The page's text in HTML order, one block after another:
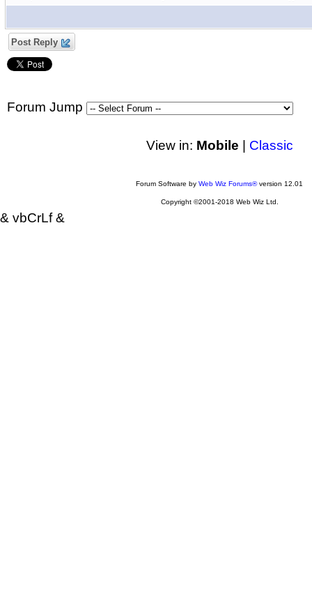
Post Reply
Forum Jump
View in: Mobile Classic
Forum Software by Web Wiz Forums®version 12.01
Copyright ©2001-2018 Web Wiz Ltd.
& vbCrLf &